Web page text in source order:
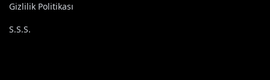
Gizlilik Politikası
S.S.S.